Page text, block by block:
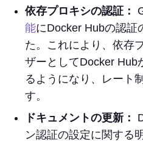
依存プロキシの認証：
能にDocker Hubの認証
た。これにより、依存
ザーとしてDocker Hub
るようになり、レート
す。
ドキュメントの更新：
ン認証の設定に関する